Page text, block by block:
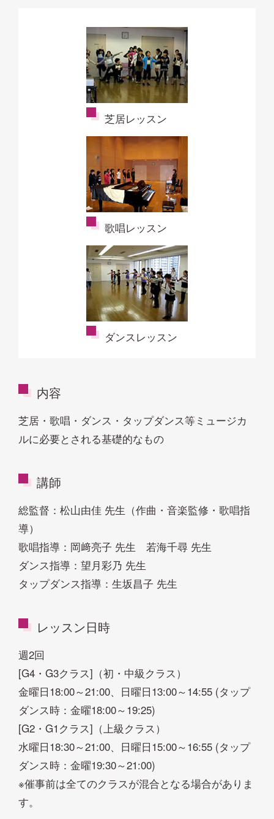
芝居レッスン
歌唱レッスン
ダンスレッスン
内容
芝居・歌唱・ダンス・タップダンス等ミュージカ
ルに必要とされる基礎的なもの
講師
総監督：松山由佳 先生（作曲・音楽監修・歌唱指
導）
歌唱指導：岡﨑亮子 先生 若海千尋 先生
ダンス指導：望月彩乃 先生
タップダンス指導：生坂昌子 先生
レッスン日時
週2回
[G4・G3クラス]（初・中級クラス）
金曜日18:00～21:00、日曜日13:00～14:55 (タップ
ダンス時：金曜18:00～19:25)
[G2・G1クラス]（上級クラス）
水曜日18:30～21:00、日曜日15:00～16:55 (タップ
ダンス時：金曜19:30～21:00)
※催事前は全てのクラスが混合となる場合がありま
す。